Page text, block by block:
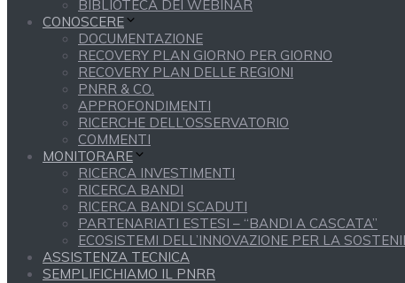
BIBLIOTECA DEI WEBINAR
CONOSCERE
DOCUMENTAZIONE
RECOVERY PLAN GIORNO PER GIORNO
RECOVERY PLAN DELLE REGIONI
PNRR & CO.
APPROFONDIMENTI
RICERCHE DELL’OSSERVATORIO
COMMENTI
MONITORARE
RICERCA INVESTIMENTI
RICERCA BANDI
RICERCA BANDI SCADUTI
PARTENARIATI ESTESI – “BANDI A CASCATA”
ECOSISTEMI DELL’INNOVAZIONE PER LA
ASSISTENZA TECNICA
SEMPLIFICHIAMO IL PNRR